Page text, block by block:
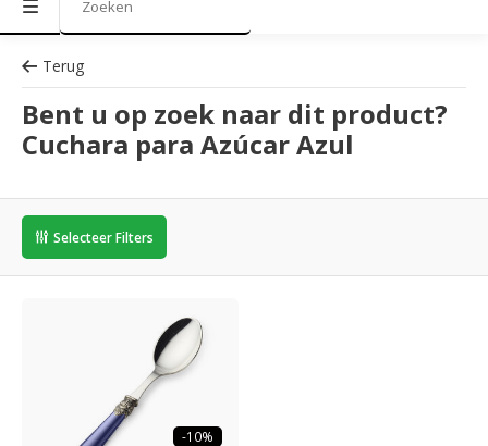
Terug
Bent u op zoek naar dit product?
Cuchara para Azúcar Azul
Selecteer Filters
-10%